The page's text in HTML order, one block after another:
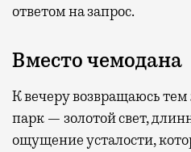
ответом на запрос.
Вместо чемодана
К вечеру возвращаюсь
парк — золотой свет,
ощущение усталости,